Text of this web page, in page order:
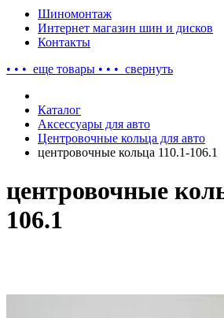
Шиномонтаж
Интернет магазин шин и дисков
Контакты
• • • еще товары • • • свернуть
Каталог
Аксессуары для авто
Центровочные кольца для авто
центровочные кольца 110.1-106.1
центровочные
106.1